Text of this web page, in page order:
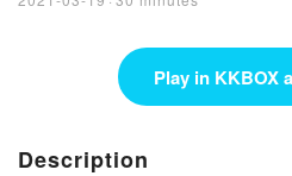
Play in KKBOX
Description